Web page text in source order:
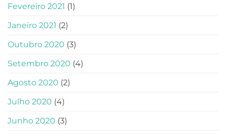
Fevereiro 2021 (1)
Janeiro 2021 (2)
Outubro 2020 (3)
Setembro 2020 (4)
Agosto 2020 (2)
Julho 2020 (4)
Junho 2020 (3)